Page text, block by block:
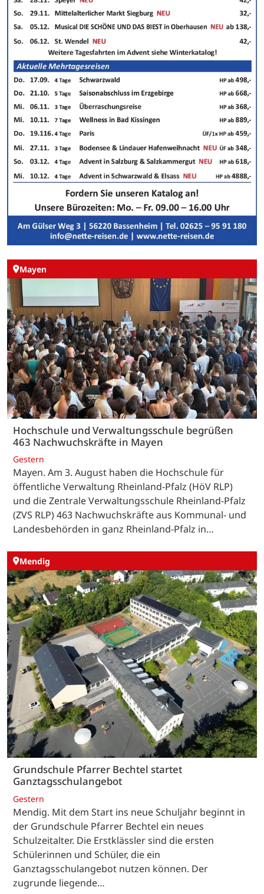
Mayen
Hochschule und Verwaltungsschule begrüßen
463 Nachwuchskräfte in Mayen
Gestern
Mayen. Am 3. August haben die Hochschule für
öffentliche Verwaltung Rheinland-Pfalz (HöV RLP)
und die Zentrale Verwaltungsschule Rheinland-Pfalz
(ZVS RLP) 463 Nachwuchskräfte aus Kommunal- und
Landesbehörden in ganz Rheinland-Pfalz in…
Mendig
Grundschule Pfarrer Bechtel startet
Ganztagsschulangebot
Gestern
Mendig. Mit dem Start ins neue Schuljahr beginnt in
der Grundschule Pfarrer Bechtel ein neues
Schulzeitalter. Die Erstklässler sind die ersten
Schülerinnen und Schüler, die ein
Ganztagsschulangebot nutzen können. Der
zugrunde liegende…